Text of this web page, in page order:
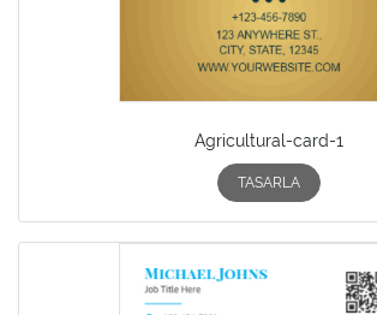
Agricultural-card-1
TASARLA